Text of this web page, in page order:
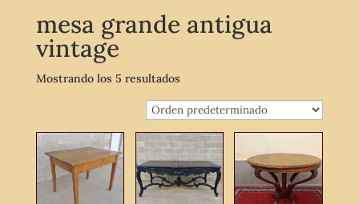
mesa grande antigua
vintage
Mostrando los 5 resultados